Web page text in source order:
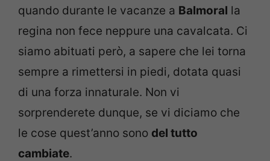
quando durante le vacanze a Balmoral la
regina non fece neppure una cavalcata. Ci
siamo abituati però, a sapere che lei torna
sempre a rimettersi in piedi, dotata quasi
di una forza innaturale. Non vi
sorprenderete dunque, se vi diciamo che
le cose quest’anno sono del tutto
cambiate.